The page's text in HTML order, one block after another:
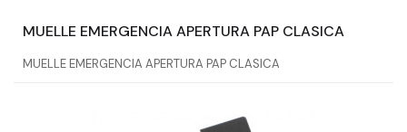
MUELLE EMERGENCIA APERTURA PAP CLASICA
MUELLE EMERGENCIA APERTURA PAP CLASICA